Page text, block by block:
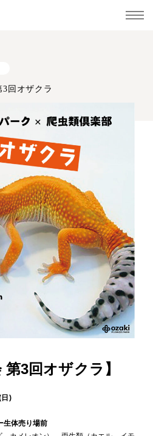
回オザクラ
第3回オザクラ】
)
体売り場前